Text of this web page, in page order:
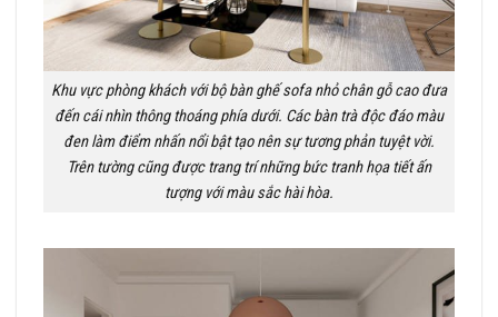
Khu vực phòng khách với bộ bàn ghế sofa nhỏ chân gỗ cao đưa
đến cái nhìn thông thoáng phía dưới. Các bàn trà độc đáo màu
đen làm điểm nhấn nổi bật tạo nên sự tương phản tuyệt vời.
Trên tường cũng được trang trí những bức tranh họa tiết ấn
tượng với màu sắc hài hòa.